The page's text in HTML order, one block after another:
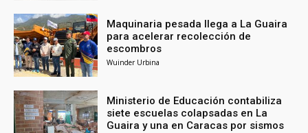
Maquinaria pesada llega a La Guaira
para acelerar recolección de
escombros
Wuinder Urbina
Ministerio de Educación contabiliza
siete escuelas colapsadas en La
Guaira y una en Caracas por sismos